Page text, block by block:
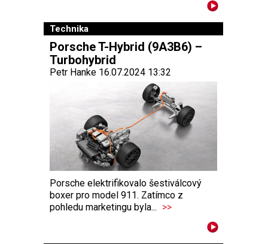
Technika
Porsche T-Hybrid (9A3B6) –
Turbohybrid
Petr Hanke 16.07.2024 13:32
Porsche elektrifikovalo šestiválcový
boxer pro model 911. Zatímco z
pohledu marketingu byla... >>